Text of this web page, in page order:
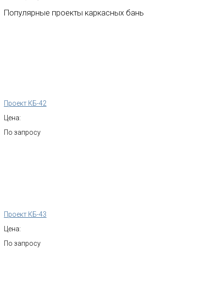
Популярные проекты каркасных бань
Проект КБ-42
Цена:
По запросу
Проект КБ-43
Цена:
По запросу